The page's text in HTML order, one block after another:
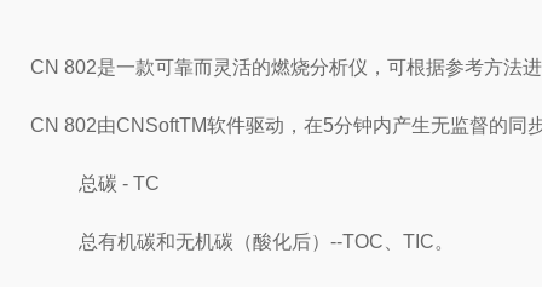
CN 802是一款可靠而灵活的燃烧分析仪，可根据参考方法
CN 802由CNSoftTM软件驱动，在5分钟内产生无监督的同
总碳 - TC
总有机碳和无机碳（酸化后）--TOC、TIC。